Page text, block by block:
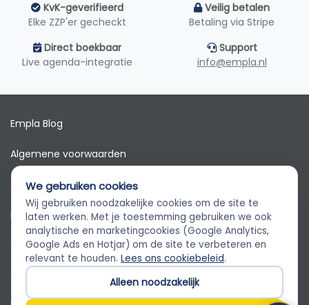
KvK-geverifieerd
Elke ZZP'er gecheckt
Veilig betalen
Betaling via Stripe
Direct boekbaar
Live agenda-integratie
Support
info@empla.nl
Empla Blog
Algemene voorwaarden
AVG
Privacybeleid
Cookiebeleid
Cookievoorkeuren
Empla Assistent
Altijd beschikbaar, stel een vraag
We gebruiken cookies
Wij gebruiken noodzakelijke cookies om de site te
laten werken. Met je toestemming gebruiken we ook
analytische en marketingcookies (Google Analytics,
Google Ads en Hotjar) om de site te verbeteren en
relevant te houden. Lees ons cookiebeleid.
Alleen noodzakelijk